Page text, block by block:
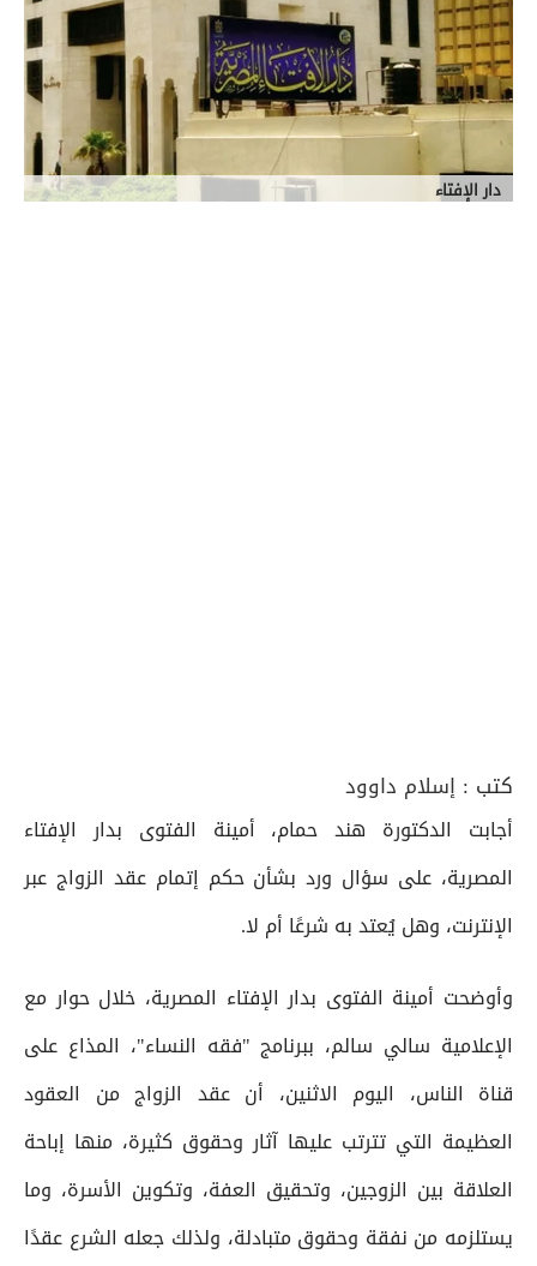
دار الإفتاء
كتب : إسلام داوود
أجابت الدكتورة هند حمام، أمينة الفتوى بدار الإفتاء
المصرية، على سؤال ورد بشأن حكم إتمام عقد الزواج عبر
الإنترنت، وهل يُعتد به شرعًا أم لا.
وأوضحت أمينة الفتوى بدار الإفتاء المصرية، خلال حوار مع
الإعلامية سالي سالم، ببرنامج "فقه النساء"، المذاع على
قناة الناس، اليوم الاثنين، أن عقد الزواج من العقود
العظيمة التي تترتب عليها آثار وحقوق كثيرة، منها إباحة
العلاقة بين الزوجين، وتحقيق العفة، وتكوين الأسرة، وما
يستلزمه من نفقة وحقوق متبادلة، ولذلك جعله الشرع عقدًا